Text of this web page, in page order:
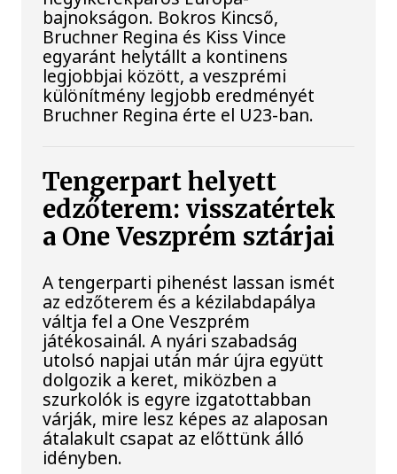
bajnokságon. Bokros Kincső,
Bruchner Regina és Kiss Vince
egyaránt helytállt a kontinens
legjobbjai között, a veszprémi
különítmény legjobb eredményét
Bruchner Regina érte el U23-ban.
Tengerpart helyett
edzőterem: visszatértek
a One Veszprém sztárjai
A tengerparti pihenést lassan ismét
az edzőterem és a kézilabdapálya
váltja fel a One Veszprém
játékosainál. A nyári szabadság
utolsó napjai után már újra együtt
dolgozik a keret, miközben a
szurkolók is egyre izgatottabban
várják, mire lesz képes az alaposan
átalakult csapat az előttünk álló
idényben.